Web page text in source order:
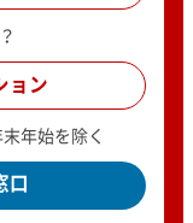
ョン
年始を除く
口